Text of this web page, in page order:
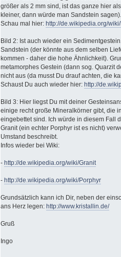
größer als 2 mm sind, ist das ganze hier
kleiner, dann würde man Sandstein sagen).
Schau mal hier: http://de.wikipedia.org/
Bild 2: Ist auch wieder ein
Sandstein (der könnte aus dem selben
kommen - daher die hohe Ähnlichkeit).
metamorphes Gestein (dann sog. Quarzit
nicht aus (da musst Du drauf achten, die
Schaust Du auch wieder hier: http://
Bild 3: Hier liegst Du mit deiner
einige recht große Mineralkörner gibt, die
eingebettet sind. Ich würde in diesem Fall
Granit (ein echter Porphyr ist es nicht)
Umstand beschreibt.
Infos wieder bei Wiki:
- http://de.wikipedia.org/wiki/Granit
- http://de.wikipedia.org/wiki/Porphyr
Grundsätzlich kann ich Dir, neben der
ans Herz legen: http://www.kristallin.de/
Gruß
Ingo